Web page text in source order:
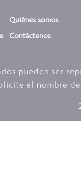
Quiénes somos
Contáctenos
pueden ser
el nombre